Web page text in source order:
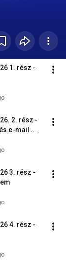
1. rész -
2. rész -
e-mail
3. rész -
4. rész -